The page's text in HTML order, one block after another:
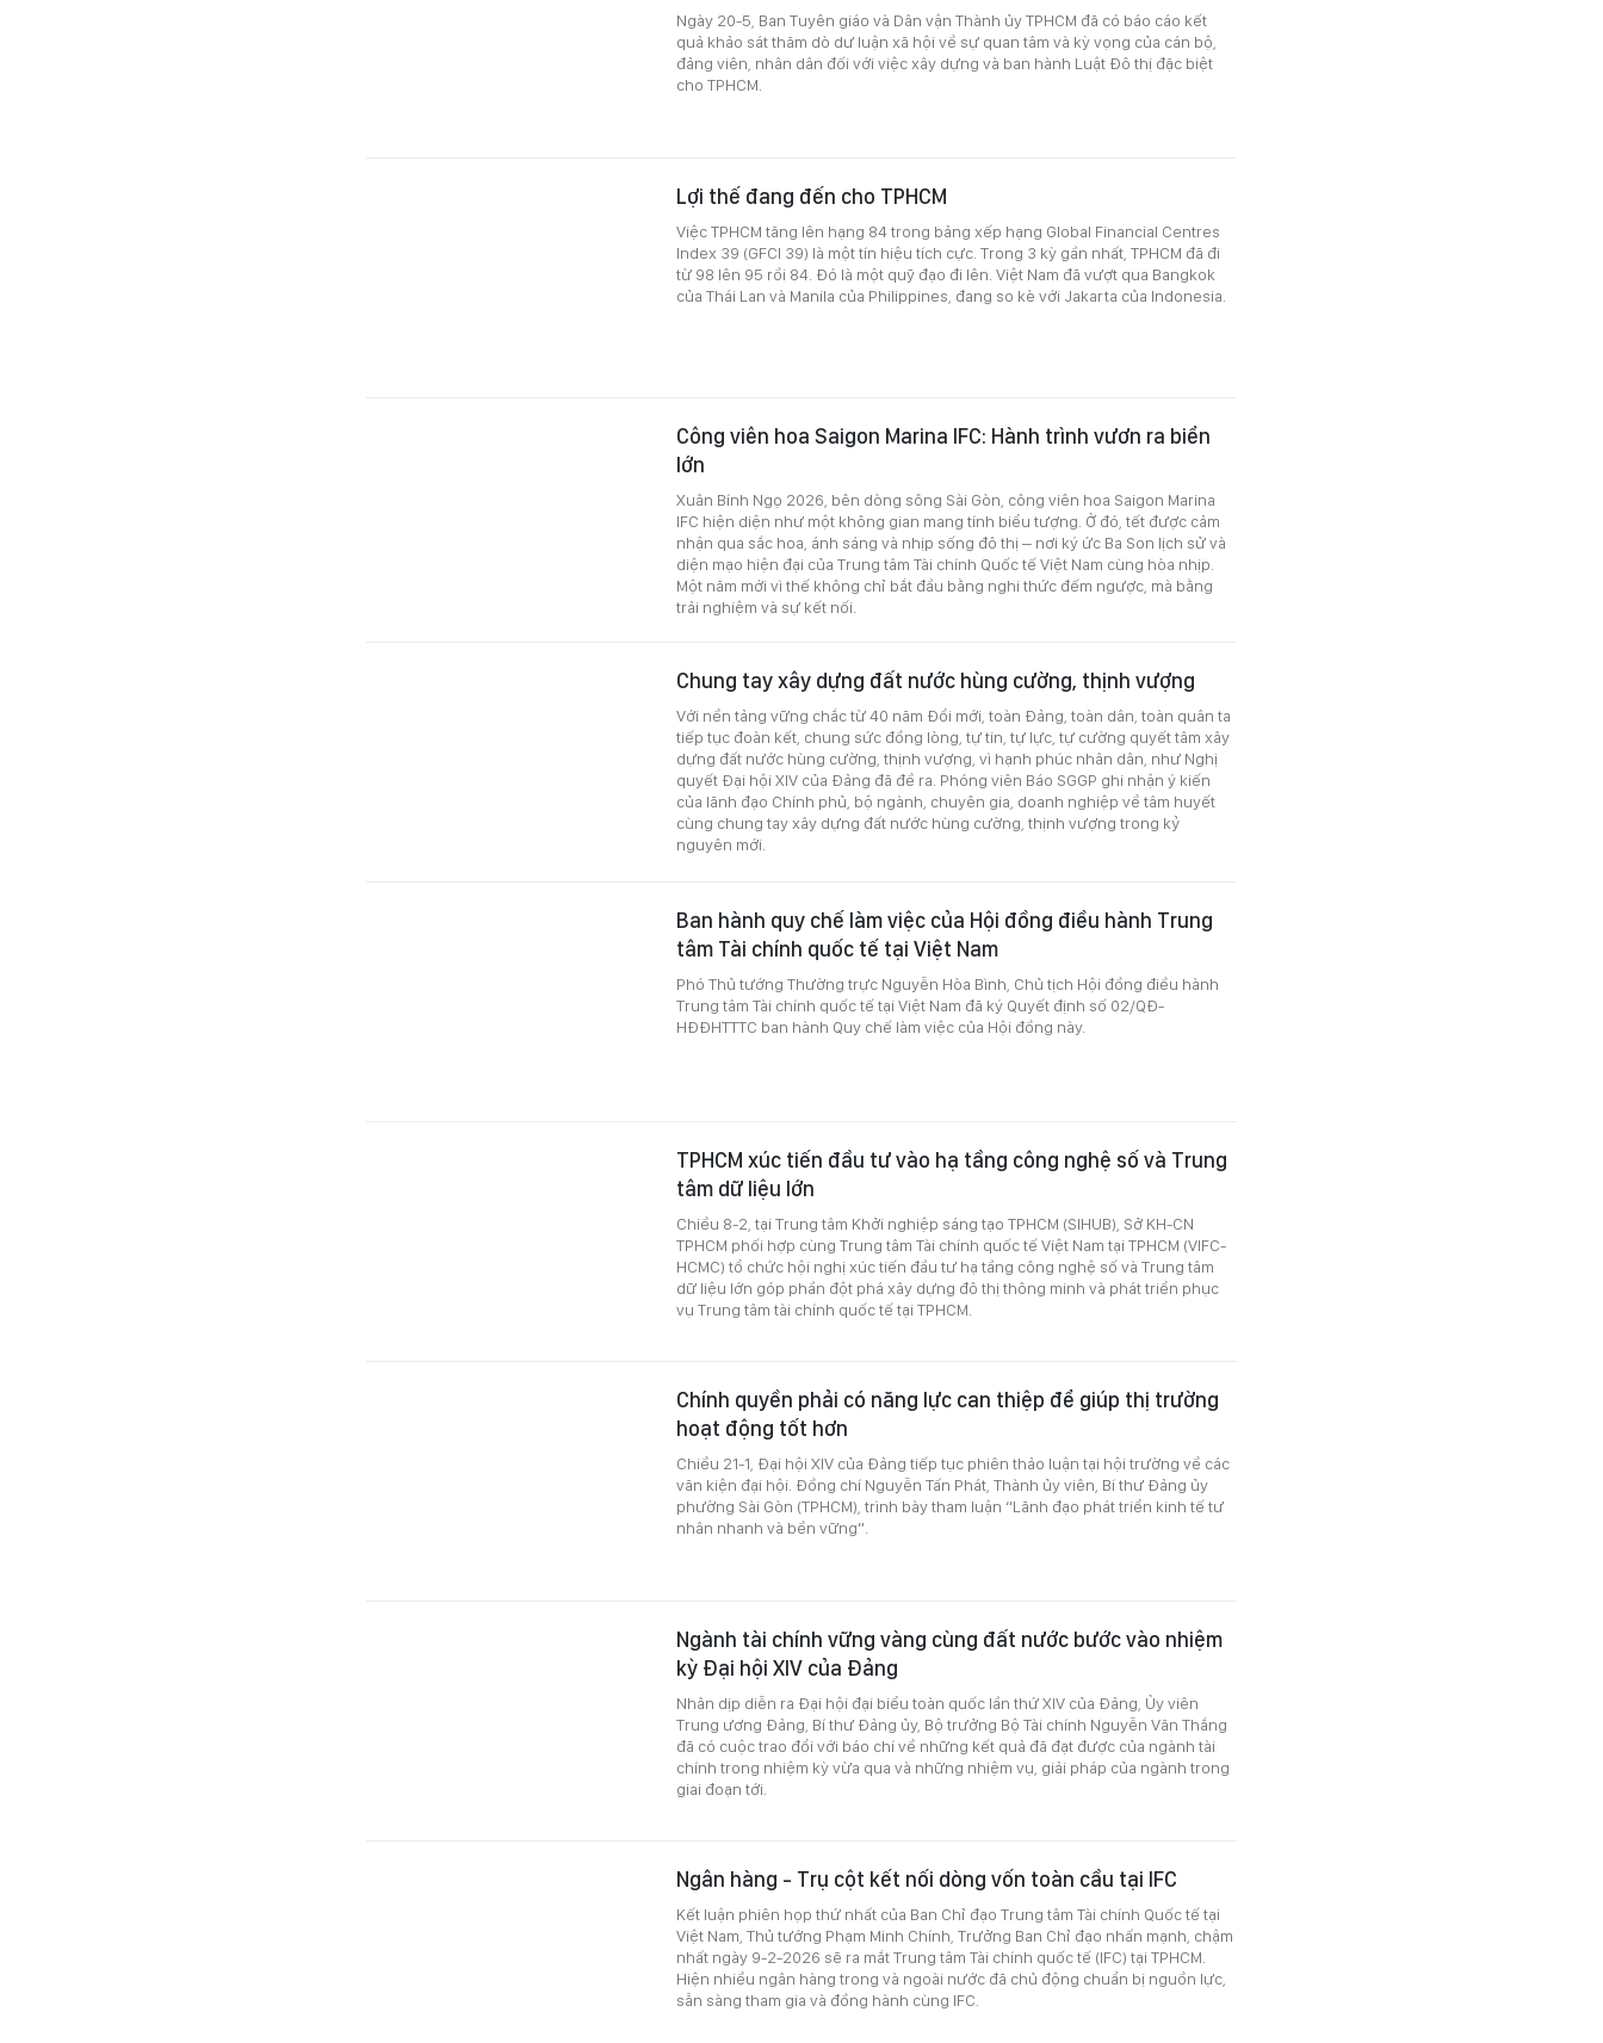
Ngày 20-5, Ban Tuyên giáo và Dân vận Thành ủy TPHCM đã có báo cáo kết
quả khảo sát thăm dò dư luận xã hội về sự quan tâm và kỳ vọng của cán bộ,
đảng viên, nhân dân đối với việc xây dựng và ban hành Luật Đô thị đặc biệt
cho TPHCM.
Lợi thế đang đến cho TPHCM
Việc TPHCM tăng lên hạng 84 trong bảng xếp hạng Global Financial Centres
Index 39 (GFCI 39) là một tín hiệu tích cực. Trong 3 kỳ gần nhất, TPHCM đã đi
từ 98 lên 95 rồi 84. Đó là một quỹ đạo đi lên. Việt Nam đã vượt qua Bangkok
của Thái Lan và Manila của Philippines, đang so kè với Jakarta của Indonesia.
Công viên hoa Saigon Marina IFC: Hành trình vươn ra biển
lớn
Xuân Bính Ngọ 2026, bên dòng sông Sài Gòn, công viên hoa Saigon Marina
IFC hiện diện như một không gian mang tính biểu tượng. Ở đó, tết được cảm
nhận qua sắc hoa, ánh sáng và nhịp sống đô thị – nơi ký ức Ba Son lịch sử và
diện mạo hiện đại của Trung tâm Tài chính Quốc tế Việt Nam cùng hòa nhịp.
Một năm mới vì thế không chỉ bắt đầu bằng nghi thức đếm ngược, mà bằng
trải nghiệm và sự kết nối.
Chung tay xây dựng đất nước hùng cường, thịnh vượng
Với nền tảng vững chắc từ 40 năm Đổi mới, toàn Đảng, toàn dân, toàn quân ta
tiếp tục đoàn kết, chung sức đồng lòng, tự tin, tự lực, tự cường quyết tâm xây
dựng đất nước hùng cường, thịnh vượng, vì hạnh phúc nhân dân, như Nghị
quyết Đại hội XIV của Đảng đã đề ra. Phóng viên Báo SGGP ghi nhận ý kiến
của lãnh đạo Chính phủ, bộ ngành, chuyên gia, doanh nghiệp về tâm huyết
cùng chung tay xây dựng đất nước hùng cường, thịnh vượng trong kỷ
nguyên mới.
Ban hành quy chế làm việc của Hội đồng điều hành Trung
tâm Tài chính quốc tế tại Việt Nam
Phó Thủ tướng Thường trực Nguyễn Hòa Bình, Chủ tịch Hội đồng điều hành
Trung tâm Tài chính quốc tế tại Việt Nam đã ký Quyết định số 02/QĐ-
HĐĐHTTTC ban hành Quy chế làm việc của Hội đồng này.
TPHCM xúc tiến đầu tư vào hạ tầng công nghệ số và Trung
tâm dữ liệu lớn
Chiều 8-2, tại Trung tâm Khởi nghiệp sáng tạo TPHCM (SIHUB), Sở KH-CN
TPHCM phối hợp cùng Trung tâm Tài chính quốc tế Việt Nam tại TPHCM (VIFC-
HCMC) tổ chức hội nghị xúc tiến đầu tư hạ tầng công nghệ số và Trung tâm
dữ liệu lớn góp phần đột phá xây dựng đô thị thông minh và phát triển phục
vụ Trung tâm tài chính quốc tế tại TPHCM.
Chính quyền phải có năng lực can thiệp để giúp thị trường
hoạt động tốt hơn
Chiều 21-1, Đại hội XIV của Đảng tiếp tục phiên thảo luận tại hội trường về các
văn kiện đại hội. Đồng chí Nguyễn Tấn Phát, Thành ủy viên, Bí thư Đảng ủy
phường Sài Gòn (TPHCM), trình bày tham luận “Lãnh đạo phát triển kinh tế tư
nhân nhanh và bền vững”.
Ngành tài chính vững vàng cùng đất nước bước vào nhiệm
kỳ Đại hội XIV của Đảng
Nhân dịp diễn ra Đại hội đại biểu toàn quốc lần thứ XIV của Đảng, Ủy viên
Trung ương Đảng, Bí thư Đảng ủy, Bộ trưởng Bộ Tài chính Nguyễn Văn Thắng
đã có cuộc trao đổi với báo chí về những kết quả đã đạt được của ngành tài
chính trong nhiệm kỳ vừa qua và những nhiệm vụ, giải pháp của ngành trong
giai đoạn tới.
Ngân hàng - Trụ cột kết nối dòng vốn toàn cầu tại IFC
Kết luận phiên họp thứ nhất của Ban Chỉ đạo Trung tâm Tài chính Quốc tế tại
Việt Nam, Thủ tướng Phạm Minh Chính, Trưởng Ban Chỉ đạo nhấn mạnh, chậm
nhất ngày 9-2-2026 sẽ ra mắt Trung tâm Tài chính quốc tế (IFC) tại TPHCM.
Hiện nhiều ngân hàng trong và ngoài nước đã chủ động chuẩn bị nguồn lực,
sẵn sàng tham gia và đồng hành cùng IFC.